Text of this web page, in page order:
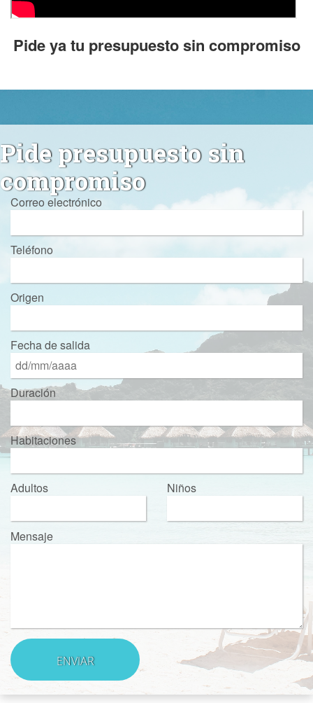
Pide ya tu presupuesto sin compromiso
Pide presupuesto sin
compromiso
Correo electrónico
Teléfono
Origen
Fecha de salida
Duración
Habitaciones
Adultos Niños
Mensaje